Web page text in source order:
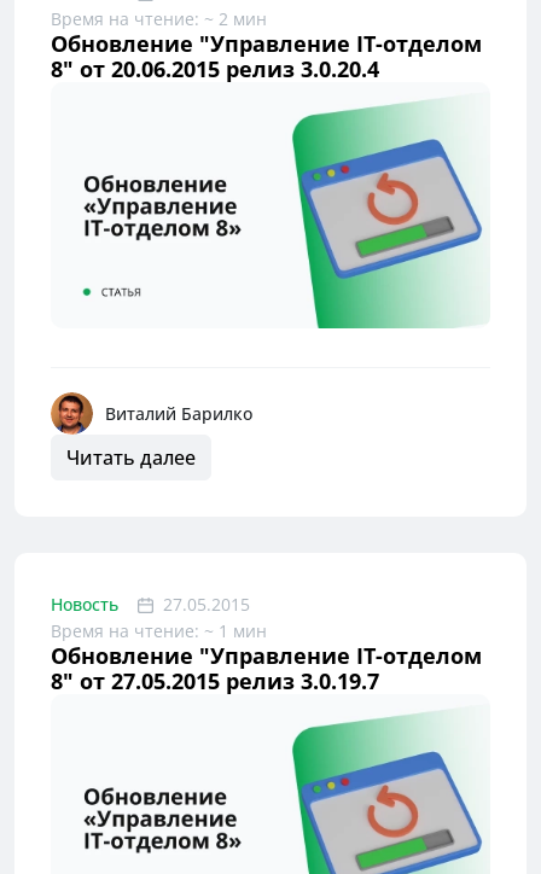
Время на чтение: ~ 2 мин
Обновление "Управление IT-отделом
8" от 20.06.2015 релиз 3.0.20.4
Виталий Барилко
Читать далее
Новость
27.05.2015
Время на чтение: ~ 1 мин
Обновление "Управление IT-отделом
8" от 27.05.2015 релиз 3.0.19.7